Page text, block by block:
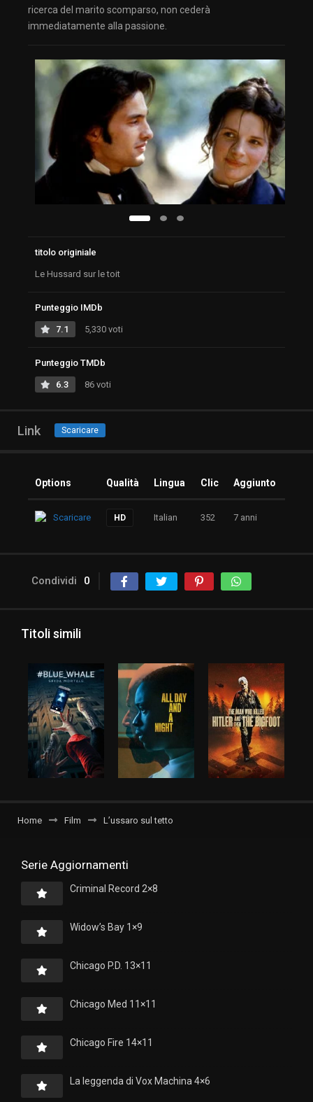
ricerca del marito scomparso, non cederà
immediatamente alla passione.
titolo originiale
Le Hussard sur le toit
Punteggio IMDb
7.1 5,330 voti
Punteggio TMDb
6.3 86 voti
Link Scaricare
Options Qualità Lingua Clic Aggiunto
Scaricare HD Italian 352 7 anni
Condividi 0
Titoli simili
Home Film L’ussaro sul tetto
Serie Aggiornamenti
Criminal Record 2×8
Widow’s Bay 1×9
Chicago P.D. 13×11
Chicago Med 11×11
Chicago Fire 14×11
La leggenda di Vox Machina 4×6